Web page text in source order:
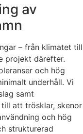
av
– från klimatet till
projekt därefter.
och hög
underhåll. Vi
samt
att trösklar, skenor
och hög
strukturerad